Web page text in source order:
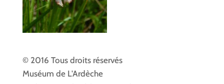
© 2016 Tous droits réservés
Muséum de L'Ardèche